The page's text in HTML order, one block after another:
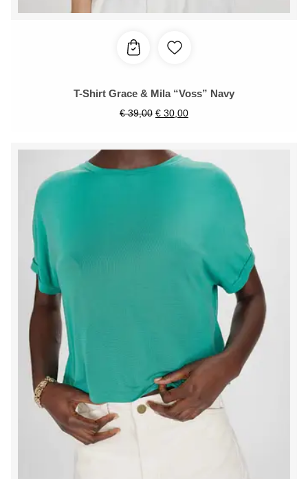
T-Shirt Grace & Mila “Voss” Navy
€39,00 € 30,00